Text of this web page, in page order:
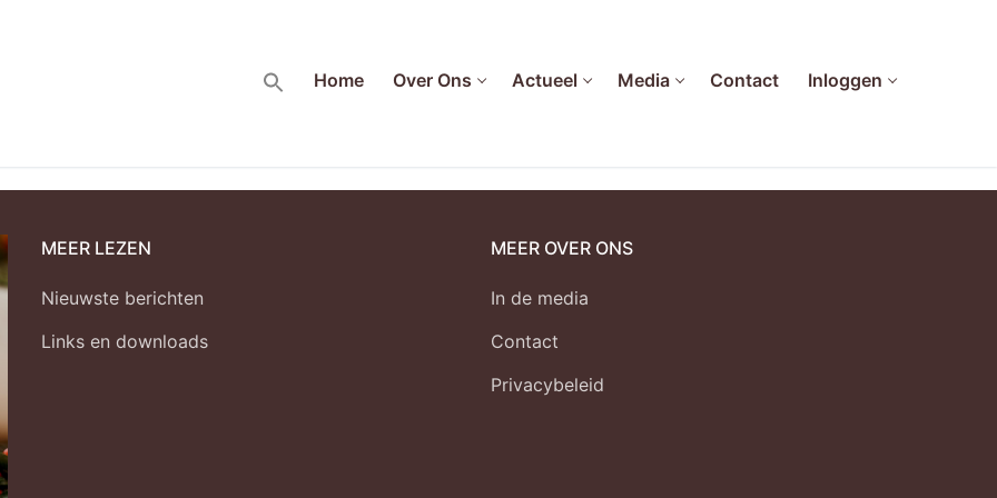
Home Over Ons Actueel Media Contact Inloggen
MEER LEZEN
Nieuwste berichten
Links en downloads
MEER OVER ONS
In de media
Contact
Privacybeleid